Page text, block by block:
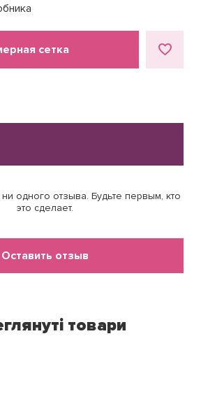
сетка
одного отзыва. Будьте первым, кто
это сделает.
Оставить отзыв
товари